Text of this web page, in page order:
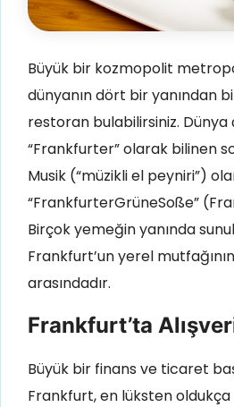
Büyük bir kozmopolit
dünyanın dört bir yanından
restoran bulabilirsiniz. Dünya
“Frankfurter” olarak bilinen
Musik (“müzikli el peyniri”)
“FrankfurterGrüneSoße”
Birçok yemeğin yanında
Frankfurt’un yerel
arasındadır.
Frankfurt’ta
Büyük bir finans ve ticaret
Frankfurt, en lüksten